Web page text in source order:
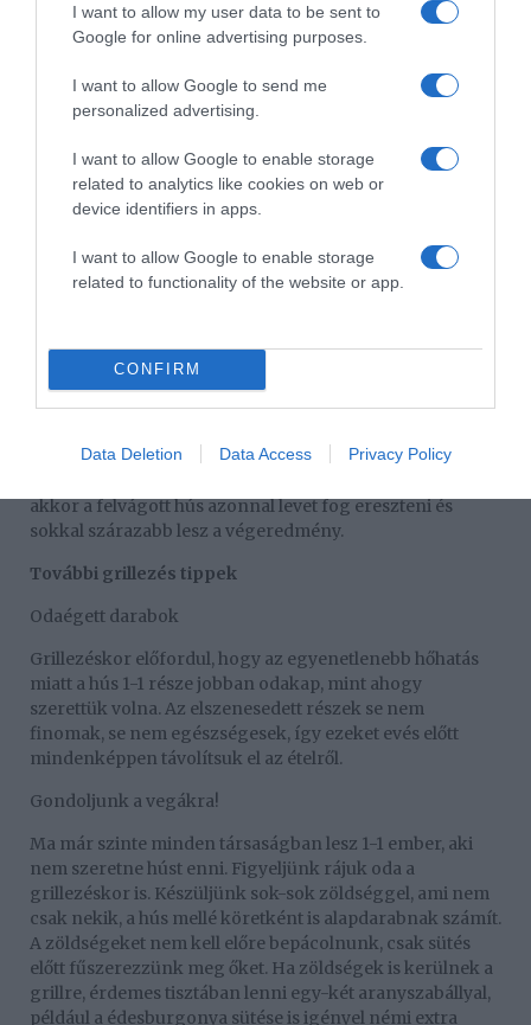
I want to allow my user data to be sent to
Google for online advertising purposes.
I want to allow Google to send me
personalized advertising.
I want to allow Google to enable storage
related to analytics like cookies on web or
device identifiers in apps.
I want to allow Google to enable storage
related to functionality of the website or app.
CONFIRM
Data Deletion Data Access Privacy Policy
Ha türelmesen kivárjuk ezt a pillanatot, akkor a
hússzeletünk sokkal könnyebben elválik majd a rácstól
és még a szép grillcsíkok is kirajzolódnak majd rajta.
Fordítsuk meg a húst és süssük tovább a másik oldalát is,
Tipp: fordításhoz használj erre alkalmas csipeszt, de
próbálkozz villával, vagy fakanállal, ezekkel vagy
landol majd 1-1 darab.
Sütés közben ne nyomogassuk a húst a rácshoz, így
A hús pihentetése
Biztosan sok helyen hallottad már, hogy a húsokat
Amikor a hús elkezd hűlni, a rostjai „bezáródnak” és
akkor a felvágott hús azonnal levet fog ereszteni és
sokkal szárazabb lesz a végeredmény.
További grillezés tippek
Odaégett darabok
Grillezéskor előfordul, hogy az egyenetlenebb hőhatás
miatt a hús 1-1 része jobban odakap, mint ahogy
szerettük volna. Az elszenesedett részek se nem
finomak, se nem egészségesek, így ezeket evés előtt
mindenképpen távolítsuk el az ételről.
Gondoljunk a vegákra!
Ma már szinte minden társaságban lesz 1-1 ember, aki
nem szeretne húst enni. Figyeljünk rájuk oda a
grillezéskor is. Készüljünk sok-sok zöldséggel, ami nem
csak nekik, a hús mellé köretként is alapdarabnak számít.
A zöldségeket nem kell előre bepácolnunk, csak sütés
előtt fűszerezzünk meg őket. Ha zöldségek is kerülnek a
grillre, érdemes tisztában lenni egy-két aranyszabállyal,
például a édesburgonya sütése is igényel némi extra